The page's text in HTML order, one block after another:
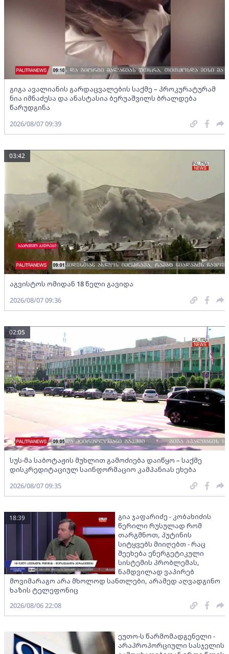
გიგა ავალიანის გარდაცვალების საქმე – პროკურატურამ
ნია იმნაძესა და ანასტასია ბერუაშვილს ბრალდება
წარუდგინა
2026/08/07 09:39
აგვისტოს ომიდან 18 წელი გავიდა
03:42
2026/08/07 09:36
სუს-მა საბოტაჟის მუხლით გამოძიება დაიწყო – საქმე
დისკრედიტაციულ საინფორმაციო კამპანიას ეხება
02:05
2026/08/07 09:35
გია ჯაფარიძე - კობახიძის
წერილი რუსულად რომ
თარგმნოთ, პუტინის
სიტყვებს მიიღებთ - რაც
შეეხება ენერგეტიკული
სისტემის პრობლემას,
ნამდვილად ვაპირებ
მოვიმარაგო არა მხოლოდ სანთლები, არამედ აღვადგინო
ხაზის ტელეფონიც
18:39
2026/08/06 22:08
ეუთო-ს წარმომადგენელი -
არაპროპორციული სასჯელის